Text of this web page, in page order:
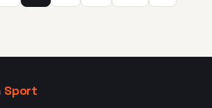
Sport